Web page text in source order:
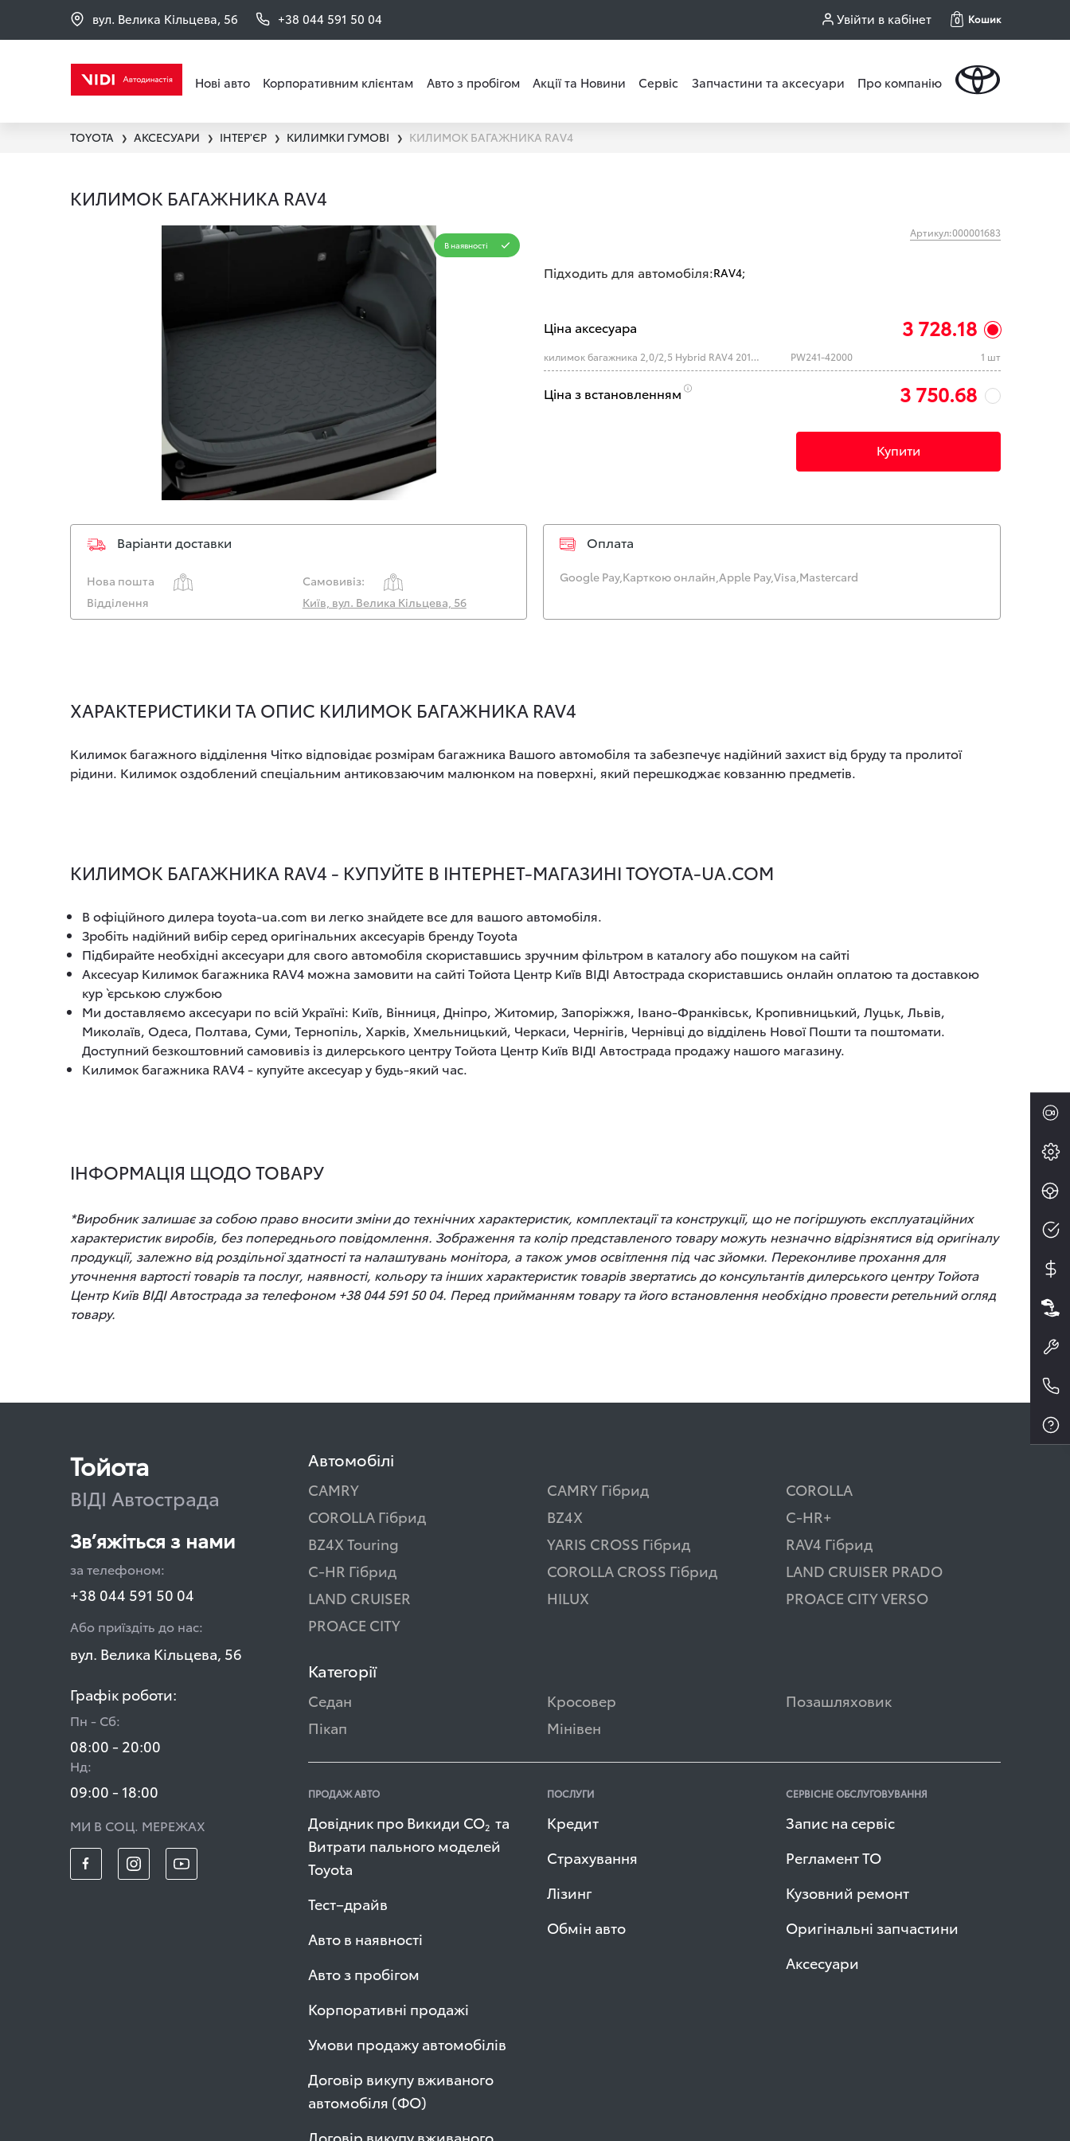
вул. Велика Кільцева, 56 +38 044 591 50 04 Увійти в кабінет 0 Кошик
Нові авто Корпоративним клієнтам Авто з пробігом Акції та Новини Сервіс Запчастини та аксесуари Про компанію
TOYOTA ❯ АКСЕСУАРИ ❯ ІНТЕР'ЄР ❯ КИЛИМКИ ГУМОВІ ❯ КИЛИМОК БАГАЖНИКА RAV4
КИЛИМОК БАГАЖНИКА RAV4
В наявності
Артикул:000001683
Підходить для автомобіля:RAV4;
Ціна аксесуара 3 728.18
килимок багажника 2,0/2,5 Hybrid RAV4 2019+ (TOYOTA) PW241-42000 1 шт
Ціна з встановленням 3 750.68
Купити
Варіанти доставки
Нова пошта
Самовивіз:
Відділення
Київ, вул. Велика Кільцева, 56
Оплата
Google Pay,Карткою онлайн,Apple Pay,Visa,Mastercard
ХАРАКТЕРИСТИКИ ТА ОПИС КИЛИМОК БАГАЖНИКА RAV4
Килимок багажного відділення Чітко відповідає розмірам багажника Вашого автомобіля та забезпечує надійний захист від бруду та пролитої
рідини. Килимок оздоблений спеціальним антиковзаючим малюнком на поверхні, який перешкоджає ковзанню предметів.
КИЛИМОК БАГАЖНИКА RAV4 - КУПУЙТЕ В ІНТЕРНЕТ-МАГАЗИНІ TOYOTA-UA.COM
В офіційного дилера toyota-ua.com ви легко знайдете все для вашого автомобіля.
Зробіть надійний вибір серед оригінальних аксесуарів бренду Toyota
Підбирайте необхідні аксесуари для свого автомобіля скориставшись зручним фільтром в каталогу або пошуком на сайті
Аксесуар Килимок багажника RAV4 можна замовити на сайті Тойота Центр Київ ВІДІ Автострада скориставшись онлайн оплатою та доставкою
кур`єрською службою
Ми доставляємо аксесуари по всій Україні: Київ, Вінниця, Дніпро, Житомир, Запоріжжя, Івано-Франківськ, Кропивницький, Луцьк, Львів,
Миколаїв, Одеса, Полтава, Суми, Тернопіль, Харків, Хмельницький, Черкаси, Чернігів, Чернівці до відділень Нової Пошти та поштомати.
Доступний безкоштовний самовивіз із дилерського центру Тойота Центр Київ ВІДІ Автострада продажу нашого магазину.
Килимок багажника RAV4 - купуйте аксесуар у будь-який час.
ІНФОРМАЦІЯ ЩОДО ТОВАРУ
*Виробник залишає за собою право вносити зміни до технічних характеристик, комплектації та конструкції, що не погіршують експлуатаційних
характеристик виробів, без попереднього повідомлення. Зображення та колір представленого товару можуть незначно відрізнятися від оригіналу
продукції, залежно від роздільної здатності та налаштувань монітора, а також умов освітлення під час зйомки. Переконливе прохання для
уточнення вартості товарів та послуг, наявності, кольору та інших характеристик товарів звертатись до консультантів дилерського центру Тойота
Центр Київ ВІДІ Автострада за телефоном +38 044 591 50 04. Перед прийманням товару та його встановлення необхідно провести ретельний огляд
товару.
Тойота
ВІДІ Автострада
Зв’яжіться з нами
за телефоном:
+38 044 591 50 04
Або приїздіть до нас:
вул. Велика Кільцева, 56
Графік роботи:
Пн - Сб:
08:00 - 20:00
Нд:
09:00 - 18:00
МИ В СОЦ. МЕРЕЖАХ
Автомобілі
CAMRY CAMRY Гібрид
COROLLA
COROLLA Гібрид
BZ4X
C-HR+
BZ4X Touring
YARIS CROSS Гібрид
RAV4 Гібрид
C-HR Гібрид
COROLLA CROSS Гібрид
LAND CRUISER PRADO
LAND CRUISER
HILUX
PROACE CITY VERSO
PROACE CITY
Категорії
Седан Кросовер
Позашляховик
Пікап
Мінівен
ПРОДАЖ АВТО
Довідник про Викиди СО2 та
Витрати пального моделей
Toyota
Тест–драйв
Авто в наявності
Авто з пробігом
Корпоративні продажі
Умови продажу автомобілів
Договір викупу вживаного
автомобіля (ФО)
Договір викупу вживаного
ПОСЛУГИ
Кредит
Страхування
Лізинг
Обмін авто
СЕРВІСНЕ ОБСЛУГОВУВАННЯ
Запис на сервіс
Регламент ТО
Кузовний ремонт
Оригінальні запчастини
Аксесуари